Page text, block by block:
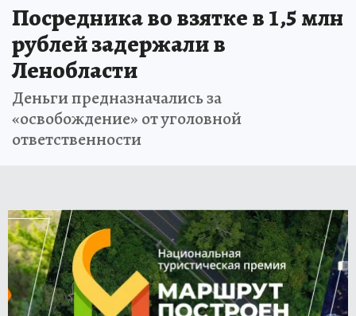
Посредника во взятке в 1,5 млн
рублей задержали в
Ленобласти
Деньги предназначались за
«освобождение» от уголовной
ответственности